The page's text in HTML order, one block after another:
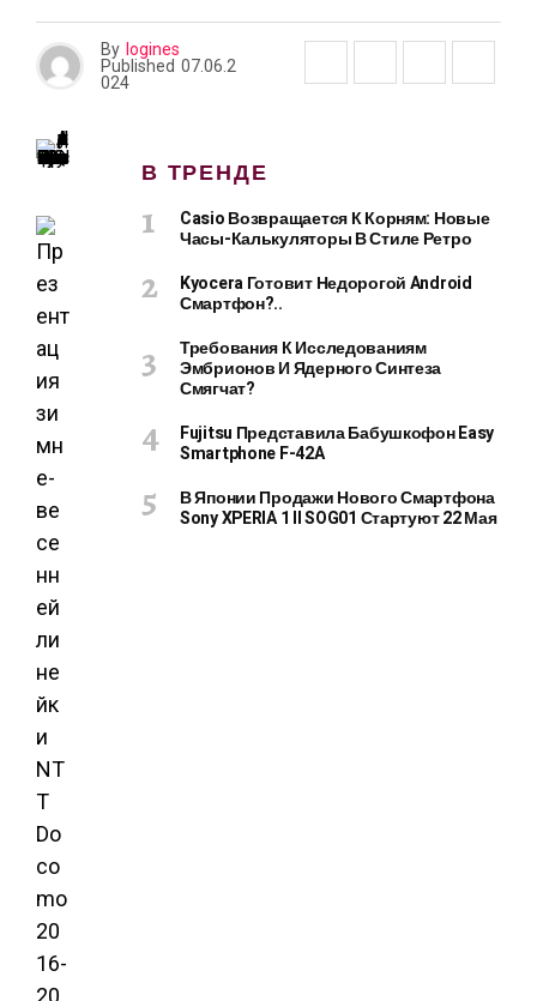
By logines
Published 07.06.2
024
В ТРЕНДЕ
Casio Возвращается К Корням: Новые
Часы-Калькуляторы В Стиле Ретро
Kyocera Готовит Недорогой Android
Смартфон?..
Требования К Исследованиям
Эмбрионов И Ядерного Синтеза
Смягчат?
Fujitsu Представила Бабушкофон Easy
Smartphone F-42A
В Японии Продажи Нового Смартфона
Sony XPERIA 1 II SOG01 Стартуют 22 Мая